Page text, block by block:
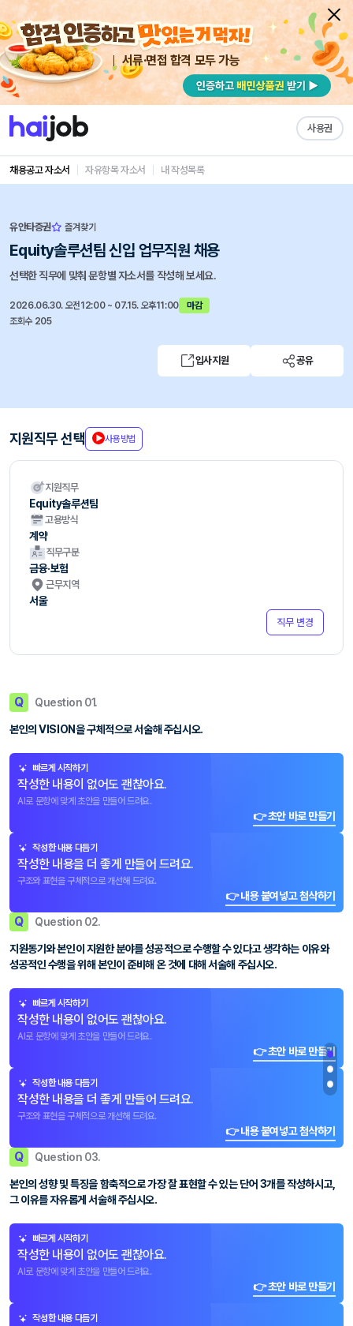
서류·면접 합격 모두 가능
사용권
채용공고 자소서 자유항목 자소서 내 작성목록
유안타증권 즐겨찾기
Equity솔루션팀 신입 업무직원 채용
선택한 직무에 맞춰 문항별 자소서를 작성해 보세요.
2026.06.30. 오전12:00 ~ 07.15. 오후11:00
마감
조회수 205
입사지원 공유
지원직무 선택 사용방법
지원직무
Equity솔루션팀
고용방식
계약
직무구분
금융·보험
근무지역
서울
직무 변경
Q Question 01.
본인의 VISION을 구체적으로 서술해 주십시오.
빠르게 시작하기
작성한 내용이 없어도 괜찮아요.
AI로 문항에 맞게 초안을 만들어 드려요.
👉 초안 바로 만들기
작성한 내용 다듬기
작성한 내용을 더 좋게 만들어 드려요.
구조와 표현을 구체적으로 개선해 드려요.
👉 내용 붙여넣고 첨삭하기
Q Question 02.
지원동기와 본인이 지원한 분야를 성공적으로 수행할 수 있다고 생각하는 이유와
성공적인 수행을 위해 본인이 준비해 온 것에 대해 서술해 주십시오.
빠르게 시작하기
작성한 내용이 없어도 괜찮아요.
AI로 문항에 맞게 초안을 만들어 드려요.
👉 초안 바로 만들기
작성한 내용 다듬기
작성한 내용을 더 좋게 만들어 드려요.
구조와 표현을 구체적으로 개선해 드려요.
👉 내용 붙여넣고 첨삭하기
Q Question 03.
본인의 성향 및 특징을 함축적으로 가장 잘 표현할 수 있는 단어 3개를 작성하시고,
그 이유를 자유롭게 서술해 주십시오.
빠르게 시작하기
작성한 내용이 없어도 괜찮아요.
AI로 문항에 맞게 초안을 만들어 드려요.
👉 초안 바로 만들기
작성한 내용 다듬기